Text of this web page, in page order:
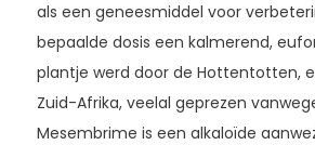
als een geneesmiddel voor
bepaalde dosis een kalmerend,
plantje werd door de Hottentotten,
Zuid-Afrika, veelal geprezen
Mesembrime is een alkaloïde